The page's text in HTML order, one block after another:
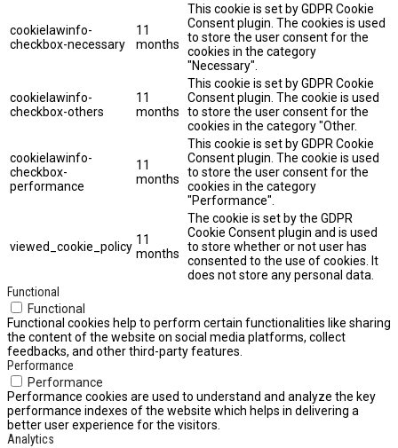
cookielawinfo-
checkbox-necessary
11
months
This cookie is set by GDPR Cookie
Consent plugin. The cookies is used
to store the user consent for the
cookies in the category
"Necessary".
cookielawinfo-
checkbox-others
11
months
This cookie is set by GDPR Cookie
Consent plugin. The cookie is used
to store the user consent for the
cookies in the category "Other.
cookielawinfo-
checkbox-
performance
11
months
This cookie is set by GDPR Cookie
Consent plugin. The cookie is used
to store the user consent for the
cookies in the category
"Performance".
viewed_cookie_policy 11
months
The cookie is set by the GDPR
Cookie Consent plugin and is used
to store whether or not user has
consented to the use of cookies. It
does not store any personal data.
Functional
Functional
Functional cookies help to perform certain functionalities like sharing
the content of the website on social media platforms, collect
feedbacks, and other third-party features.
Performance
Performance
Performance cookies are used to understand and analyze the key
performance indexes of the website which helps in delivering a
better user experience for the visitors.
Analytics